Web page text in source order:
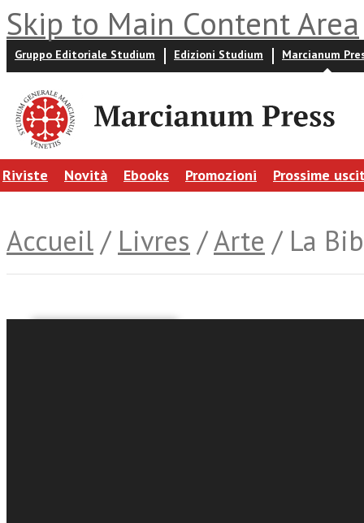
Skip to Main Content Area
Gruppo Editoriale Studium Edizioni Studium Marcianum
Riviste Novità Ebooks Promozioni Prossime
Accueil / Livres /Arte / La